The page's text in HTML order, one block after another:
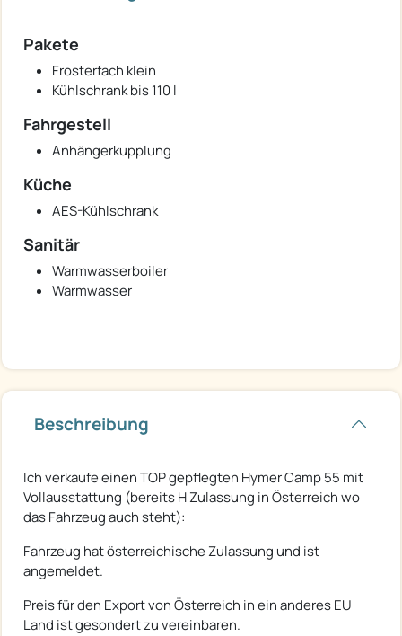
Pakete
Frosterfach klein
Kühlschrank bis 110 l
Fahrgestell
Anhängerkupplung
Küche
AES-Kühlschrank
Sanitär
Warmwasserboiler
Warmwasser
Beschreibung
Ich verkaufe einen TOP gepflegten Hymer Camp 55 mit
Vollausstattung (bereits H Zulassung in Österreich wo
das Fahrzeug auch steht):
Fahrzeug hat österreichische Zulassung und ist
angemeldet.
Preis für den Export von Österreich in ein anderes EU
Land ist gesondert zu vereinbaren.